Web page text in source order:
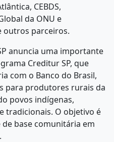
CEBDS,
da ONU e
outros parceiros.
anuncia uma importante
Creditur SP, que
com o Banco do Brasil,
para produtores rurais da
povos indígenas,
tradicionais. O objetivo é
base comunitária em